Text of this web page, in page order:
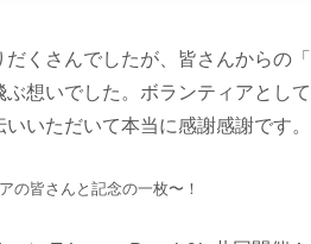
くさんでしたが、皆さんからの
想いでした。ボランティアとし
いただいて本当に感謝感謝です。
の皆さんと記念の一枚〜！